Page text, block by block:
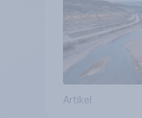
Artikel